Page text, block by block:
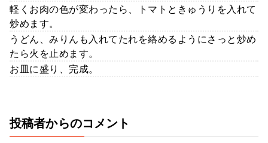
軽くお肉の色が変わったら、トマトときゅうりを入れて
炒めます。
うどん、みりんも入れてたれを絡めるようにさっと炒め
たら火を止めます。
お皿に盛り、完成。
投稿者からのコメント